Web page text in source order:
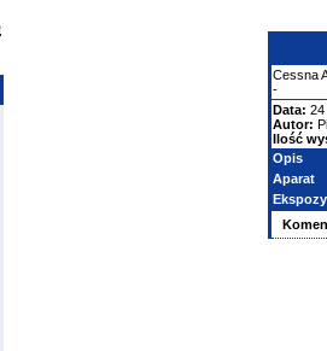
Cessna
-
Data: 24
Autor:
Ilość
Opis
Aparat